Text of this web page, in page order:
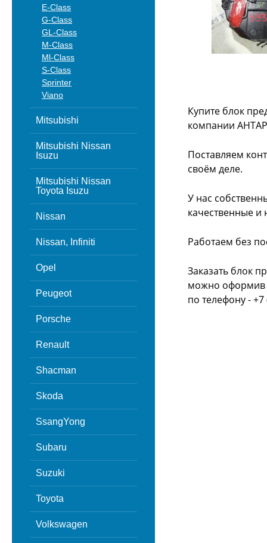
E-Class
G-Class
GL-Class
M-Class
Ml-Class
S-Class
Sprinter
Viano
Mitsubishi
Mitsubishi Nissan
Isuzu
Mitsubishi Nissan
Toyota Isuzu
Nissan
Nissan, Infiniti
Opel
Peugeot
Porsche
Renault
Shacman
Skoda
SsangYong
Subaru
Suzuki
Toyota
Volkswagen
Купите блок
компании
Поставляем
своём деле.
У нас
качественные и
Работаем без
Заказать блок
можно оформив
по телефону -